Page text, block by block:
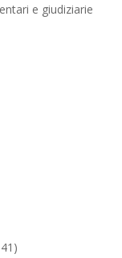
e giudiziarie